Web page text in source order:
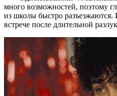
много возможностей, поэтому
из школы быстро разъезжаются.
встрече после длительной